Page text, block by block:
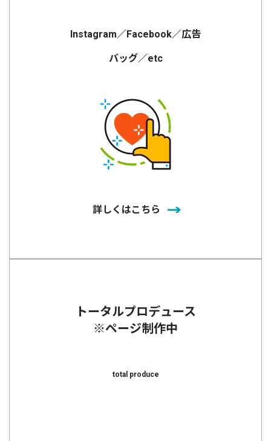
Instagram／Facebook／広告
バッグ／etc
詳しくはこちら
トータルプロデュース
※ページ制作中
total produce